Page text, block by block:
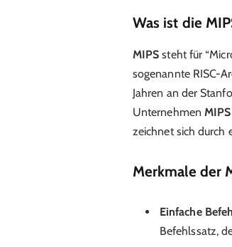
Was ist die
MIPS steht für
sogenannte RISC-
Jahren an der
Unternehmen
zeichnet sich durch
Merkmale der
Einfache
Befehlssatz,